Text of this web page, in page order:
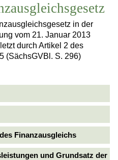
in der
vom 21. Januar 2013
durch Artikel 2 des
(SächsGVBl. S. 296)
Finanzausgleichs
und Grundsatz der